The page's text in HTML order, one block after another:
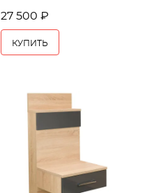
27 500 ₽
КУПИТЬ